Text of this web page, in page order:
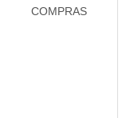
COMPRAS